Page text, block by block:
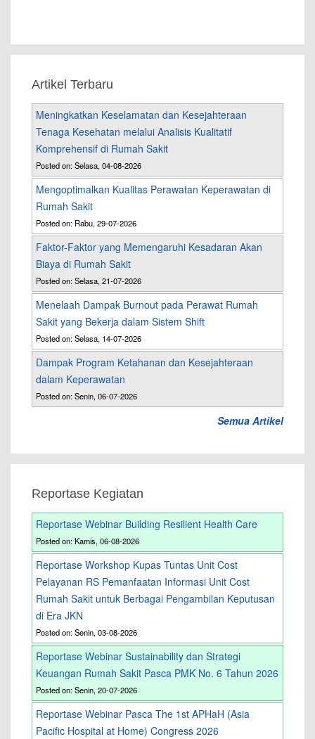
Artikel Terbaru
Meningkatkan Keselamatan dan Kesejahteraan
Tenaga Kesehatan melalui Analisis Kualitatif
Komprehensif di Rumah Sakit
Posted on: Selasa, 04-08-2026
Mengoptimalkan Kualitas Perawatan Keperawatan di
Rumah Sakit
Posted on: Rabu, 29-07-2026
Faktor-Faktor yang Memengaruhi Kesadaran Akan
Biaya di Rumah Sakit
Posted on: Selasa, 21-07-2026
Menelaah Dampak Burnout pada Perawat Rumah
Sakit yang Bekerja dalam Sistem Shift
Posted on: Selasa, 14-07-2026
Dampak Program Ketahanan dan Kesejahteraan
dalam Keperawatan
Posted on: Senin, 06-07-2026
Semua Artikel
Reportase Kegiatan
Reportase Webinar Building Resilient Health Care
Posted on: Kamis, 06-08-2026
Reportase Workshop Kupas Tuntas Unit Cost
Pelayanan RS Pemanfaatan Informasi Unit Cost
Rumah Sakit untuk Berbagai Pengambilan Keputusan
di Era JKN
Posted on: Senin, 03-08-2026
Reportase Webinar Sustainability dan Strategi
Keuangan Rumah Sakit Pasca PMK No. 6 Tahun 2026
Posted on: Senin, 20-07-2026
Reportase Webinar Pasca The 1st APHaH (Asia
Pacific Hospital at Home) Congress 2026